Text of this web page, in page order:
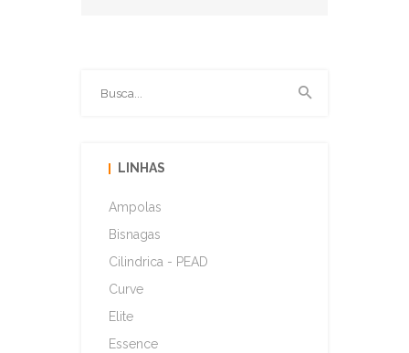
LINHAS
Ampolas
Bisnagas
Cilindrica - PEAD
Curve
Elite
Essence